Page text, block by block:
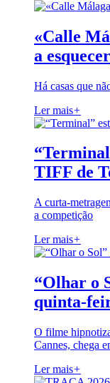
«Calle
a esquecer
Há casas que
Ler mais+
TIFF de
A curta-
a competição
Ler mais+
“Olhar o
quinta-
O filme
Cannes, chega
Ler mais+